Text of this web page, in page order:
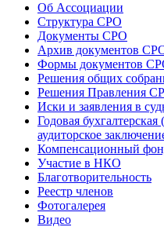
Об Ассоциации
Структура СРО
Документы СРО
Архив документов
Формы документов
Решения общих
Решения Правления
Иски и заявления в
Годовая
аудиторское
Компенсационный
Участие в НКО
Благотворительность
Реестр членов
Фотогалерея
Видео